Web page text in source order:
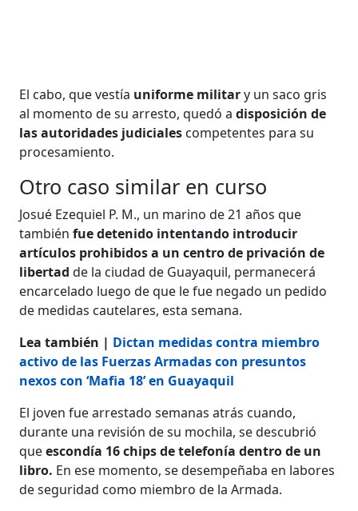
El cabo, que vestía uniforme military un saco gris
al momento de su arresto, quedó adisposición de
las autoridades judiciales competentes para su
procesamiento.
Otro caso similar en curso
Josué Ezequiel P. M., un marino de 21 años que
también fue detenido intentando introducir
artículos prohibidos a un centro de privación de
libertadde la ciudad de Guayaquil, permanecerá
encarcelado luego de que le fue negado un pedido
de medidas cautelares, esta semana.
Lea también | Dictan medidas contra miembro
activo de las Fuerzas Armadas con presuntos
nexos con ‘Mafia 18’ en Guayaquil
El joven fue arrestado semanas atrás cuando,
durante una revisión de su mochila, se descubrió
queescondía 16 chips de telefonía dentro de un
libro. En ese momento, se desempeñaba en labores
de seguridad como miembro de la Armada.